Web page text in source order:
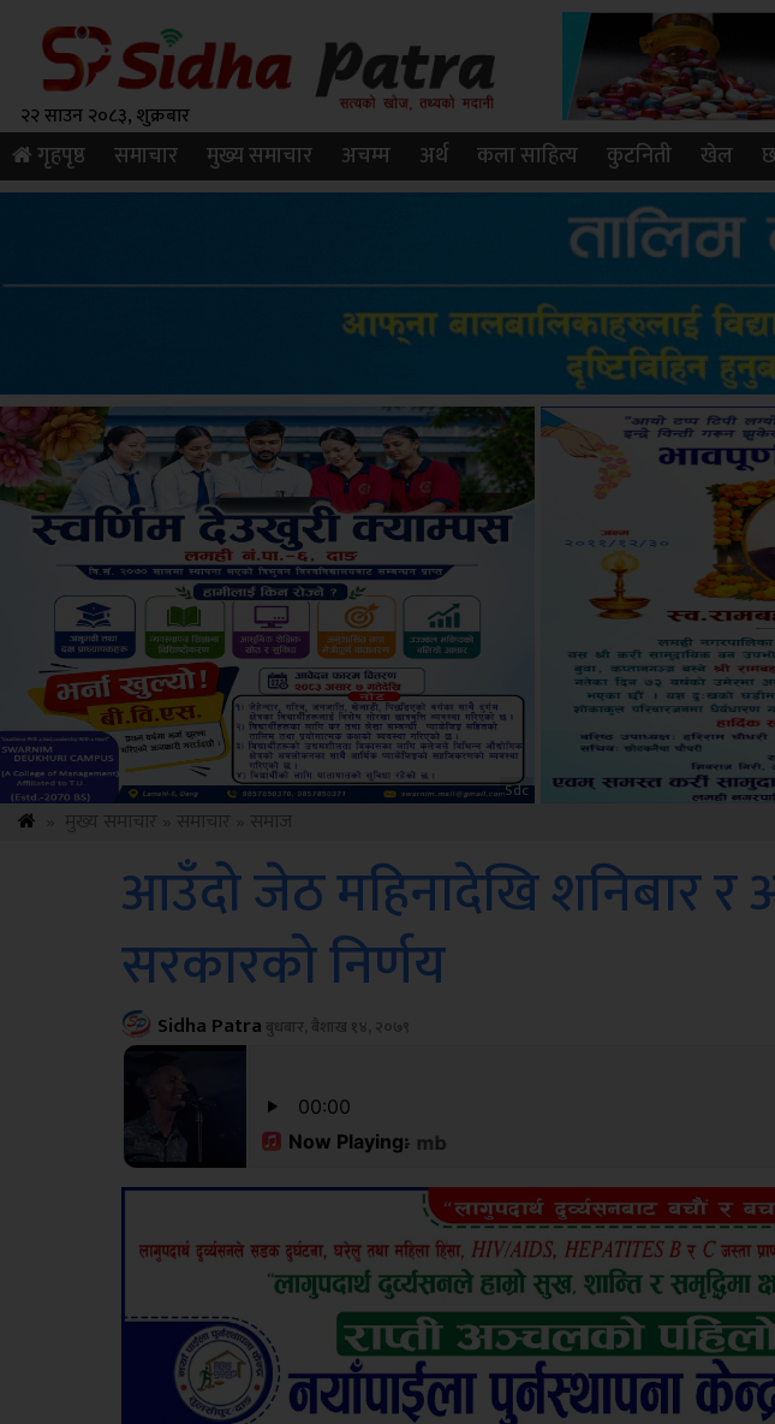
२२ साउन २०८३, शुक्रबार
गृहपृष्ठ समाचार मुख्य समाचार अचम्म अर्थ कला साहित्य कुटनिती खेल
ksbus
आउँदो जेठ महिनादेखि शनिबार र
सरकारको निर्णय
Sidha Patraबुधबार, बैशाख १४, २०७९